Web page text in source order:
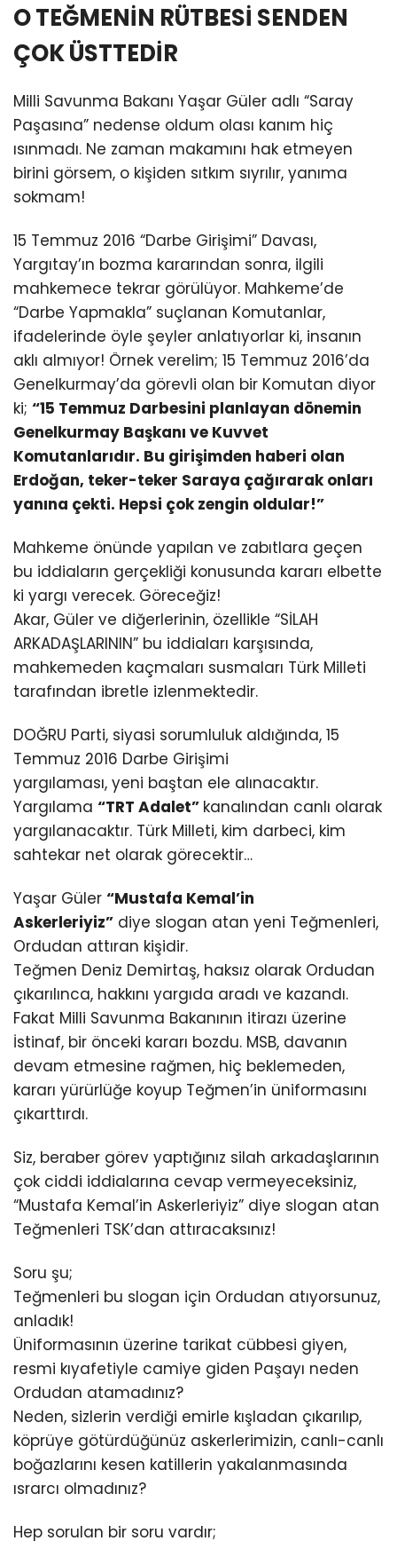
O TEĞMENİN RÜTBESİ SENDEN
ÇOK ÜSTTEDİR
Milli Savunma Bakanı Yaşar Güler adlı “Saray
Paşasına” nedense oldum olası kanım hiç
ısınmadı. Ne zaman makamını hak etmeyen
birini görsem, o kişiden sıtkım sıyrılır, yanıma
sokmam!
15 Temmuz 2016 “Darbe Girişimi” Davası,
Yargıtay’ın bozma kararından sonra, ilgili
mahkemece tekrar görülüyor. Mahkeme’de
“Darbe Yapmakla” suçlanan Komutanlar,
ifadelerinde öyle şeyler anlatıyorlar ki, insanın
aklı almıyor! Örnek verelim; 15 Temmuz 2016’da
Genelkurmay’da görevli olan bir Komutan diyor
ki; “15 Temmuz Darbesini planlayan dönemin
Genelkurmay Başkanı ve Kuvvet
Komutanlarıdır. Bu girişimden haberi olan
Erdoğan, teker-teker Saraya çağırarak onları
yanına çekti. Hepsi çok zengin oldular!”
Mahkeme önünde yapılan ve zabıtlara geçen
bu iddiaların gerçekliği konusunda kararı elbette
ki yargı verecek. Göreceğiz!
Akar, Güler ve diğerlerinin, özellikle “SİLAH
ARKADAŞLARININ” bu iddiaları karşısında,
mahkemeden kaçmaları susmaları Türk Milleti
tarafından ibretle izlenmektedir.
DOĞRU Parti, siyasi sorumluluk aldığında, 15
Temmuz 2016 Darbe Girişimi
yargılaması, yeni baştan ele alınacaktır.
Yargılama “TRT Adalet” kanalından canlı olarak
yargılanacaktır. Türk Milleti, kim darbeci, kim
sahtekar net olarak görecektir…
Yaşar Güler “Mustafa Kemal’in
Askerleriyiz” diye slogan atan yeni Teğmenleri,
Ordudan attıran kişidir.
Teğmen Deniz Demirtaş, haksız olarak Ordudan
çıkarılınca, hakkını yargıda aradı ve kazandı.
Fakat Milli Savunma Bakanının itirazı üzerine
İstinaf, bir önceki kararı bozdu. MSB, davanın
devam etmesine rağmen, hiç beklemeden,
kararı yürürlüğe koyup Teğmen’in üniformasını
çıkarttırdı.
Siz, beraber görev yaptığınız silah arkadaşlarının
çok ciddi iddialarına cevap vermeyeceksiniz,
“Mustafa Kemal’in Askerleriyiz” diye slogan atan
Teğmenleri TSK’dan attıracaksınız!
Soru şu;
Teğmenleri bu slogan için Ordudan atıyorsunuz,
anladık!
Üniformasının üzerine tarikat cübbesi giyen,
resmi kıyafetiyle camiye giden Paşayı neden
Ordudan atamadınız?
Neden, sizlerin verdiği emirle kışladan çıkarılıp,
köprüye götürdüğünüz askerlerimizin, canlı-canlı
boğazlarını kesen katillerin yakalanmasında
ısrarcı olmadınız?
Hep sorulan bir soru vardır;